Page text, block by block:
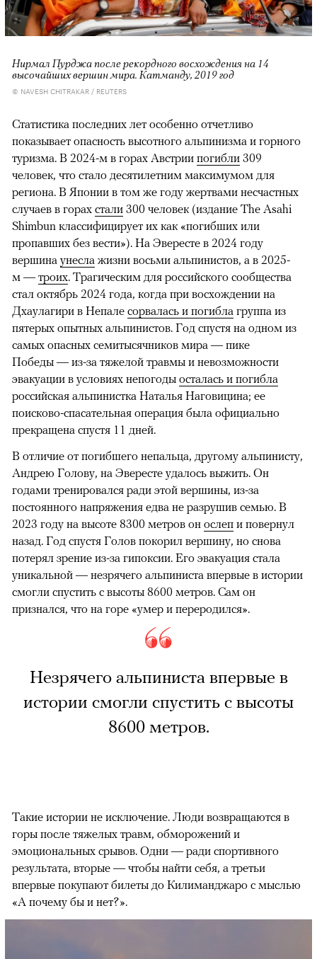
Нирмал Пурджа после рекордного восхождения на 14
высочайших вершин мира. Катманду, 2019 год
© NAVESH CHITRAKAR / REUTERS
Статистика последних лет особенно отчетливо
показывает опасность высотного альпинизма и горного
туризма. В 2024-м в горах Австрии погибли 309
человек, что стало десятилетним максимумом для
региона. В Японии в том же году жертвами несчастных
случаев в горах стали 300 человек (издание The Asahi
Shimbun классифицирует их как «погибших или
пропавших без вести»). На Эвересте в 2024 году
вершина унесла жизни восьми альпинистов, а в 2025-
м — троих. Трагическим для российского сообщества
стал октябрь 2024 года, когда при восхождении на
Дхаулагири в Непале сорвалась и погибла группа из
пятерых опытных альпинистов. Год спустя на одном из
самых опасных семитысячников мира — пике
Победы — из-за тяжелой травмы и невозможности
эвакуации в условиях непогоды осталась и погибла
российская альпинистка Наталья Наговицина; ее
поисково-спасательная операция была официально
прекращена спустя 11 дней.
В отличие от погибшего непальца, другому альпинисту,
Андрею Голову, на Эвересте удалось выжить. Он
годами тренировался ради этой вершины, из-за
постоянного напряжения едва не разрушив семью. В
2023 году на высоте 8300 метров он ослеп и повернул
назад. Год спустя Голов покорил вершину, но снова
потерял зрение из-за гипоксии. Его эвакуация стала
уникальной — незрячего альпиниста впервые в истории
смогли спустить с высоты 8600 метров. Сам он
признался, что на горе «умер и переродился».
Незрячего альпиниста впервые в
истории смогли спустить с высоты
8600 метров.
Такие истории не исключение. Люди возвращаются в
горы после тяжелых травм, обморожений и
эмоциональных срывов. Одни — ради спортивного
результата, вторые — чтобы найти себя, а третьи
впервые покупают билеты до Килиманджаро с мыслью
«А почему бы и нет?».